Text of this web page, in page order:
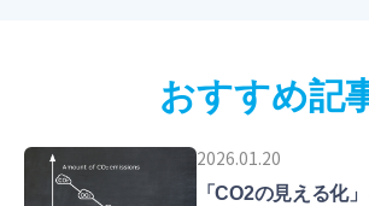
おすすめ記
2026.01.20
「CO2の見える化